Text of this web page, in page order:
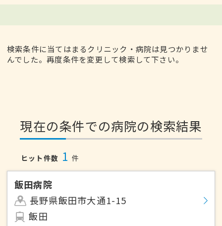
検索条件に当てはまるクリニック・病院は見つかりませ
んでした。再度条件を変更して検索して下さい。
現在の条件での病院の検索結果
ヒット件数 1 件
飯田病院
長野県飯田市大通1-15
飯田